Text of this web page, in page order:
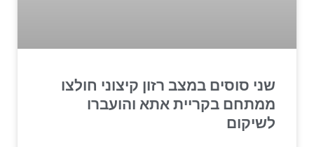
שני סוסים במצב רזון קיצוני חולצו
ממתחם בקריית אתא והועברו
לשיקום